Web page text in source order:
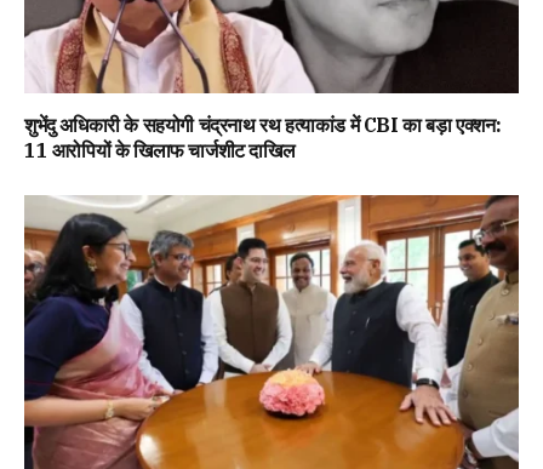
शुभेंदु अधिकारी के सहयोगी चंद्रनाथ रथ हत्याकांड में CBI का बड़ा एक्शन:
11 आरोपियों के खिलाफ चार्जशीट दाखिल